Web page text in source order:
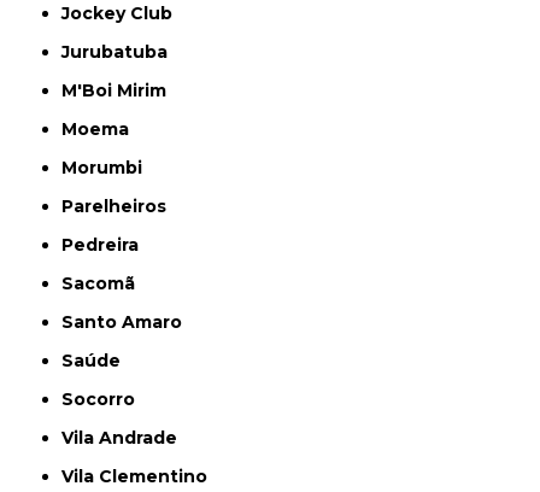
Jockey Club
Jurubatuba
M'Boi Mirim
Moema
Morumbi
Parelheiros
Pedreira
Sacomã
Santo Amaro
Saúde
Socorro
Vila Andrade
Vila Clementino